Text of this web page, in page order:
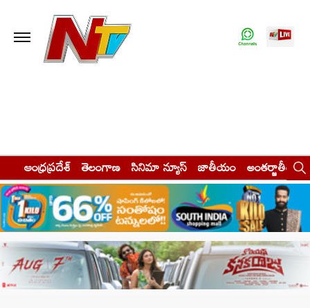
ఆంధ్రప్రదేశ్ తెలంగాణ సినిమా న్యూస్ జాతీయం అంతర్జాతీయం